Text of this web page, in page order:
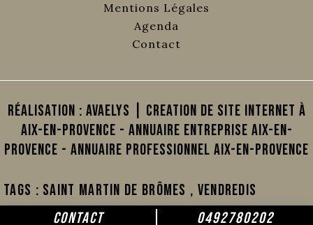
CONTACT 0492780202
Mentions Légales
Agenda
Contact
Réalisation : AVAELYS | Creation de site internet à
Aix-en-Provence - Annuaire Entreprise Aix-en-
Provence - Annuaire Professionnel Aix-en-Provence
Tags : Saint Martin de Brômes , vendredis